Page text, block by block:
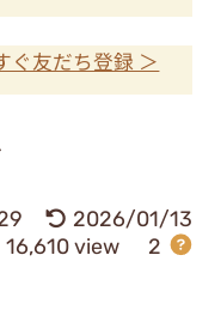
ぐ友だち登録 ＞
2026/01/13
16,610 view
2